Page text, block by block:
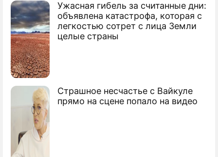
Ужасная гибель за считанные дни:
объявлена катастрофа, которая с
легкостью сотрет с лица Земли
целые страны
Страшное несчастье с Вайкуле
прямо на сцене попало на видео
По теме
Продолжение: Бизнесмен убил
семью из-за долгов